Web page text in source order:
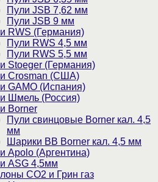
Пули JSB 7,62 мм
Пули JSB 9 мм
RWS (Германия)
Пули RWS 4,5 мм
Пули RWS 5,5 мм
Stoeger (Германия)
Crosman (США)
GAMO (Испания)
Шмель (Россия)
Borner
Пули свинцовые Borner кал. 4,5
мм
Шарики BB Borner кал. 4,5 мм
Apolo (Аргентина)
ASG 4,5мм
CO2 и Грин газ